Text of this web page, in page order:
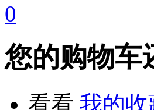
0
您的购物车
看看 我的收